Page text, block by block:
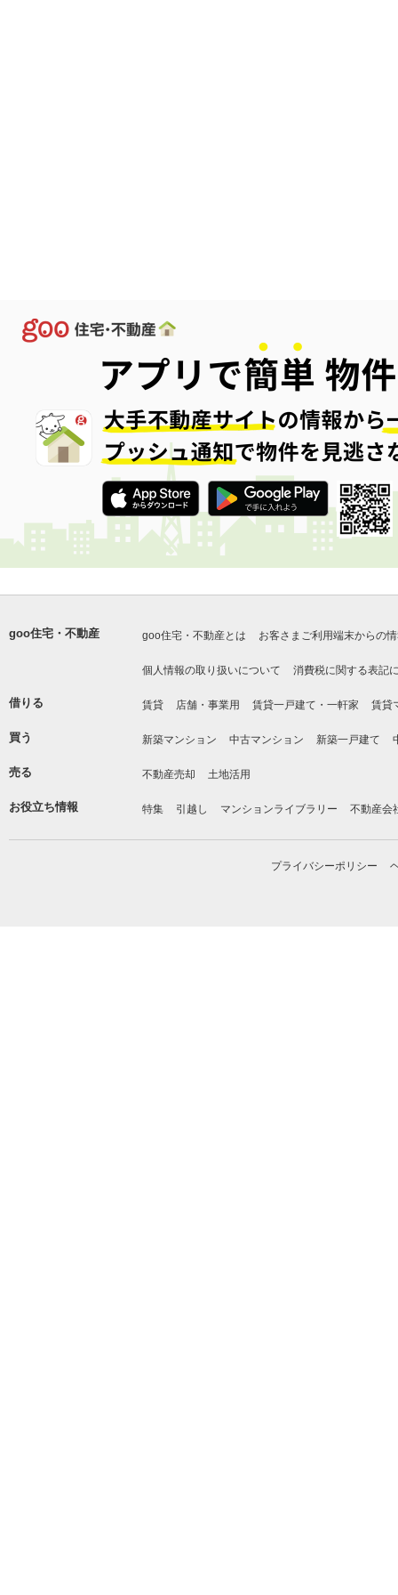
goo住宅・不動産 goo住宅・不動産とは お客さまご利用端末からの
個人情報の取り扱いについて 消費税に関する表記
借りる 賃貸 店舗・事業用 賃貸一戸建て・一軒家 賃貸
買う 新築マンション 中古マンション 新築一戸建て
売る 不動産売却 土地活用
お役立ち情報 特集 引越し マンションライブラリー 不動産会
プライバシーポリシー